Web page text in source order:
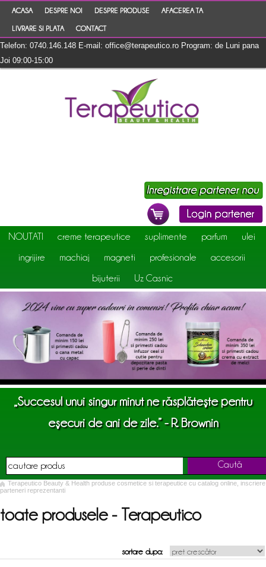
ACASA DESPRE NOI DESPRE PRODUSE AFACEREA TA
LIVRARE SI PLATA CONTACT
Telefon: 0740.146.148 E-mail: office@terapeutico.ro Program: de Luni pana
Joi 09:00-15:00
NOUTATI creme terapeutice suplimente parfum
ulei
ingrijire
machiaj magneti profesionale
accesorii
bijuterii
Uz Casnic
„Succesul unui singur minut ne răsplăteşte pentru
eşecuri de ani de zile.” - R. Brownin
Caută
Terapeutico Beauty & Health produse cosmetice si terapeutice cu catalog online, inscriere
parteneri reprezentanti
toate produsele - Terapeutico
sortare dupa: